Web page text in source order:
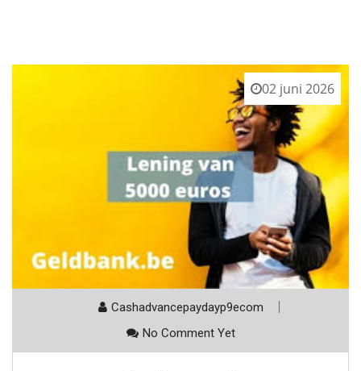
02 juni 2026
Cashadvancepaydayp9ecom
No Comment Yet